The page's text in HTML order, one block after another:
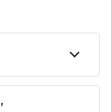
zählst du!
uns mehr als
denn jeder